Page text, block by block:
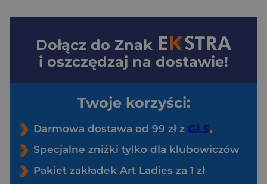
Dołącz do Znak
i oszczędzaj na dostawie!
Twoje korzyści:
Darmowa dostawa od 99 zł z
Specjalne zniżki tylko dla klubowiczów
Pakiet zakładek Art Ladies za 1 zł